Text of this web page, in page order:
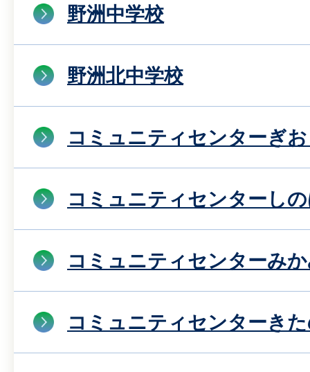
野洲中学校
野洲北中学校
コミュニティセンターぎ
コミュニティセンターし
コミュニティセンターみ
コミュニティセンターき